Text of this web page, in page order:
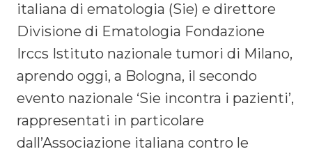
italiana di ematologia (Sie) e direttore
Divisione di Ematologia Fondazione
Irccs Istituto nazionale tumori di Milano,
aprendo oggi, a Bologna, il secondo
evento nazionale ‘Sie incontra i pazienti’,
rappresentati in particolare
dall’Associazione italiana contro le